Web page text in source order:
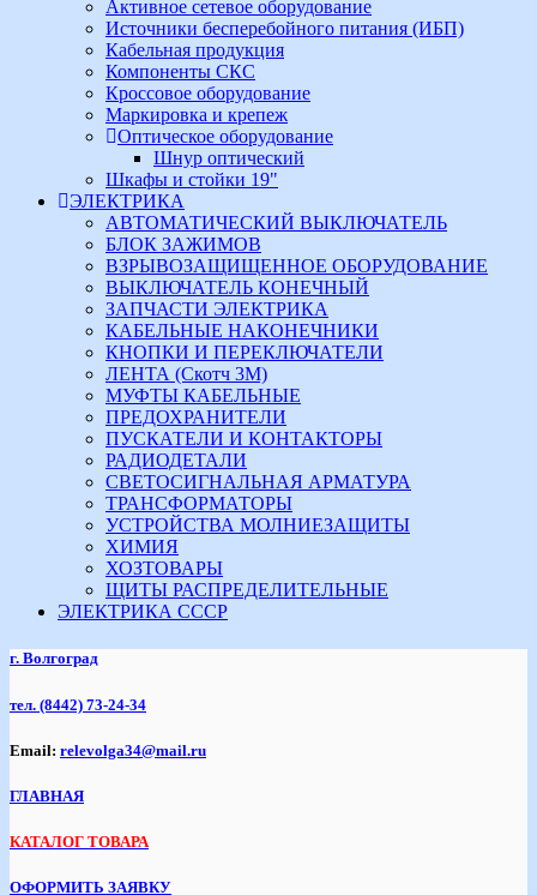
Активное сетевое оборудование
Источники бесперебойного питания (ИБП)
Кабельная продукция
Компоненты СКС
Кроссовое оборудование
Маркировка и крепеж
Оптическое оборудование
Шнур оптический
Шкафы и стойки 19"
ЭЛЕКТРИКА
АВТОМАТИЧЕСКИЙ ВЫКЛЮЧАТЕЛЬ
БЛОК ЗАЖИМОВ
ВЗРЫВОЗАЩИЩЕННОЕ ОБОРУДОВАНИЕ
ВЫКЛЮЧАТЕЛЬ КОНЕЧНЫЙ
ЗАПЧАСТИ ЭЛЕКТРИКА
КАБЕЛЬНЫЕ НАКОНЕЧНИКИ
КНОПКИ И ПЕРЕКЛЮЧАТЕЛИ
ЛЕНТА (Скотч 3М)
МУФТЫ КАБЕЛЬНЫЕ
ПРЕДОХРАНИТЕЛИ
ПУСКАТЕЛИ И КОНТАКТОРЫ
РАДИОДЕТАЛИ
СВЕТОСИГНАЛЬНАЯ АРМАТУРА
ТРАНСФОРМАТОРЫ
УСТРОЙСТВА МОЛНИЕЗАЩИТЫ
ХИМИЯ
ХОЗТОВАРЫ
ЩИТЫ РАСПРЕДЕЛИТЕЛЬНЫЕ
ЭЛЕКТРИКА СССР
г. Волгоград
тел. (8442) 73-24-34
Email: relevolga34@mail.ru
ГЛАВНАЯ
КАТАЛОГ ТОВАРА
ОФОРМИТЬ ЗАЯВКУ